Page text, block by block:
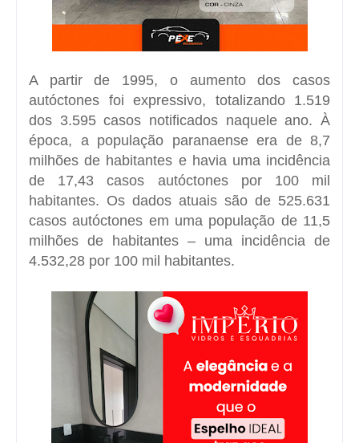
A partir de 1995, o aumento dos casos
autóctones foi expressivo, totalizando 1.519
dos 3.595 casos notificados naquele ano. À
época, a população paranaense era de 8,7
milhões de habitantes e havia uma incidência
de 17,43 casos autóctones por 100 mil
habitantes. Os dados atuais são de 525.631
casos autóctones em uma população de 11,5
milhões de habitantes – uma incidência de
4.532,28 por 100 mil habitantes.